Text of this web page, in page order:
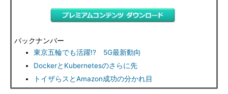
バックナンバー
東京五輪でも活躍!? 5G最新動向
DockerとKubernetesのさらに先
トイザらスとAmazon成功の分かれ目